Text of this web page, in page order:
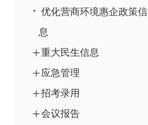
优化营商环境惠企政策信
息
重大民生信息
应急管理
招考录用
会议报告